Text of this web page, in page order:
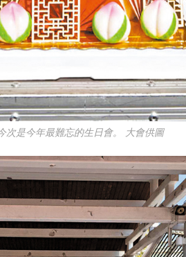
次是今年最難忘的生日會。 大會供圖